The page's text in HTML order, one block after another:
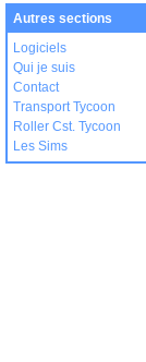
Autres sections
Logiciels
Qui je suis
Contact
Transport Tycoon
Roller Cst. Tycoon
Les Sims